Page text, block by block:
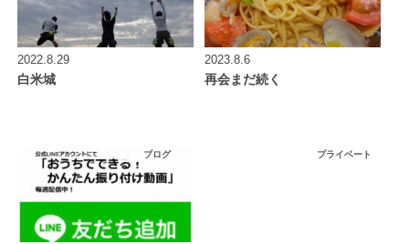
2022.8.29
白米城
2023.8.6
再会まだ続く
ブログ プライベート